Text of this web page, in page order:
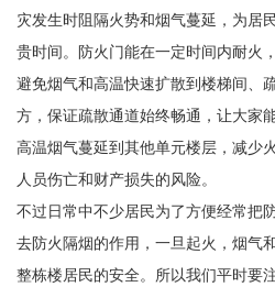
灾发生时阻隔火势和烟气蔓延，为居
贵时间。防火门能在一定时间内耐火
避免烟气和高温快速扩散到楼梯间、
方，保证疏散通道始终畅通，让大家
高温烟气蔓延到其他单元楼层，减少
人员伤亡和财产损失的风险。
不过日常中不少居民为了方便经常把
去防火隔烟的作用，一旦起火，烟气
整栋楼居民的安全。所以我们平时要